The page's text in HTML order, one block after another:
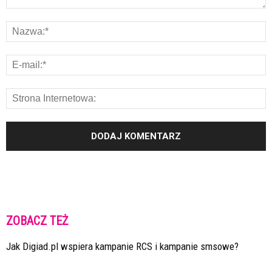
ZOBACZ TEŻ
Jak Digiad.pl wspiera kampanie RCS i kampanie smsowe?